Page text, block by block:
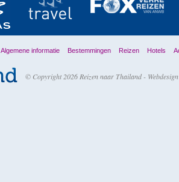
Algemene informatie Bestemmingen Reizen Hotels
© Copyright 2026 Reizen naar Thailand - Webdesign